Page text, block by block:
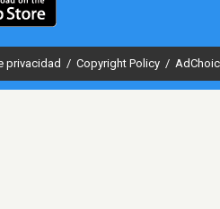
privacidad / Copyright Policy /